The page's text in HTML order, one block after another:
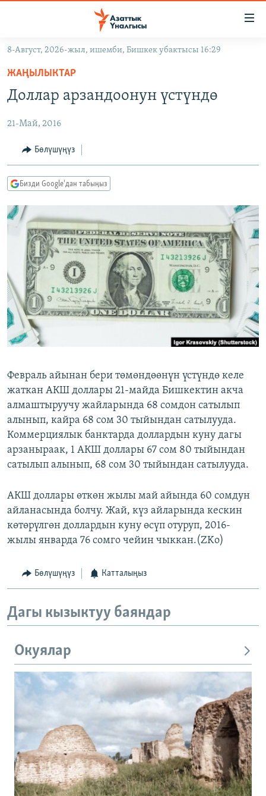
Навигацияга
өтүңүз
Издөөгө
салыңызКЫРГЫЗСТАН
САЯСАТ
ЭКОНОМИКА
ДҮЙНӨ
ДҮЙНӨ
БОРБОР АЗИЯ
УКРАИНА
АТАЙЫН ИЛИКТӨӨ
БҮГҮН АЗАТТЫКТА
ЭКСПЕРТТЕР ТАЛДАЙТ
БИЗ ЖАНА ДҮЙНӨ
ДАНИСТЕ
ЭЖЕ-СИҢДИЛЕР
АЗАТТЫК+
ЫҢГАЙСЫЗ СУРООЛОР
ПОДКАСТ
ӨЗГӨЧӨ ПИКИР
Русский
ОНЛАЙН ШЕРИНЕ
8-Август, 2026-жыл, ишемби, Бишкек убактысы 16:29
ЖАҢЫЛЫКТАР
Доллар арзандоонун үстүндө
21-Май, 2016
Бөлүшүңүз
Бизди Google'дан табыңыз
Февраль айынан бери төмөндөөнүн үстүндө келе
жаткан АКШ доллары 21-майда Бишкектин акча
алмаштыруучу жайларында 68 сомдон сатылып
алынып, кайра 68 сом 30 тыйындан сатылууда.
Коммерциялык банктарда доллардын куну дагы
арзаныраак, 1 АКШ доллары 67 сом 80 тыйындан
сатылып алынып, 68 сом 30 тыйындан сатылууда.
АКШ доллары өткөн жылы май айында 60 сомдун
айланасында болчу. Жай, күз айларында кескин
көтөрүлгөн доллардын куну өсүп отуруп, 2016-
жылы январда 76 сомго чейин чыккан.(ZKo)
Бөлүшүңүз Катталыңыз
Дагы кызыктуу баяндар
Окуялар